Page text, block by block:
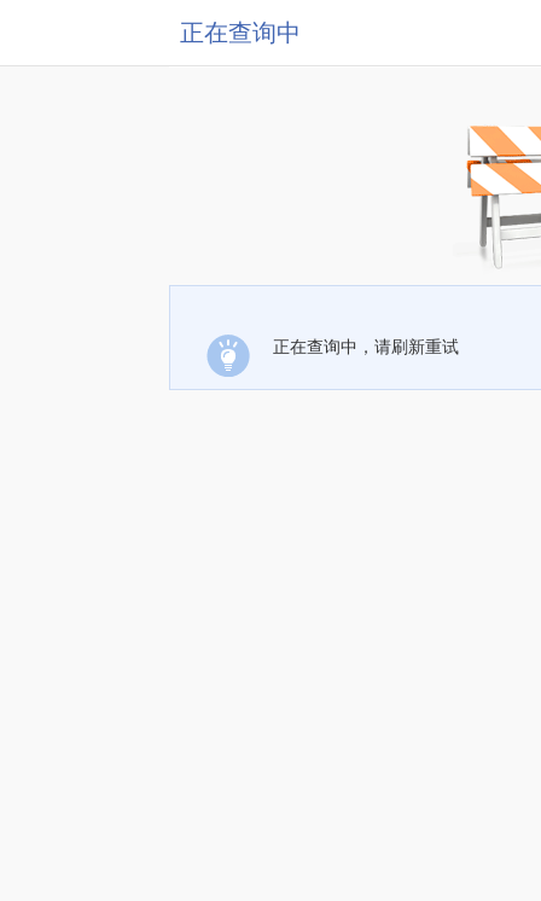
正在查询中
正在查询中，请刷新重试